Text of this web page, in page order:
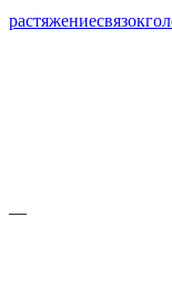
растяжениесвязок
—